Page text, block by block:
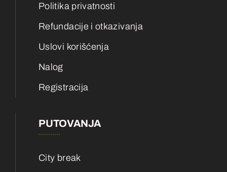
Politika privatnosti
Refundacije i otkazivanja
Uslovi korišćenja
Nalog
Registracija
PUTOVANJA
City break